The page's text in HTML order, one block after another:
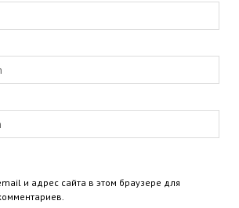
и адрес сайта в этом браузере для